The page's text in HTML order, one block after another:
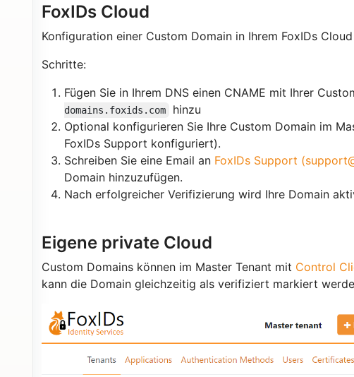
FoxIDs Cloud
Konfiguration einer Custom Domain in Ihrem FoxIDs Cloud
Schritte:
Fügen Sie in Ihrem DNS einen CNAME mit Ihrer
domains.foxids.com
hinzu
Optional konfigurieren Sie Ihre Custom Domain im
FoxIDs Support konfiguriert).
Schreiben Sie eine Email an FoxIDs Support
Domain hinzuzufügen.
Nach erfolgreicher Verifizierung wird Ihre Domain
Eigene private Cloud
Custom Domains können im Master Tenant mit Control
kann die Domain gleichzeitig als verifiziert markiert